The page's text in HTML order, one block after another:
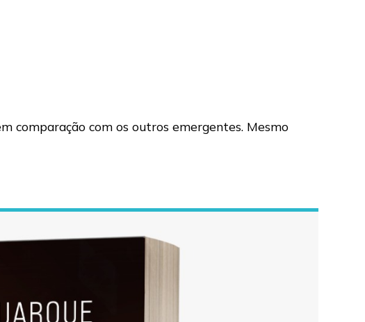
comparação com os outros emergentes. Mesmo